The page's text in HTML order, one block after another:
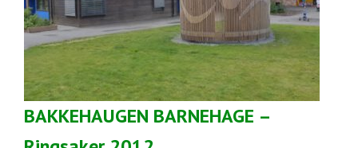
BAKKEHAUGEN BARNEHAGE –